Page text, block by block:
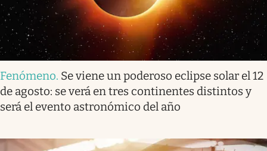
Fenómeno. Se viene un poderoso eclipse solar el 12
de agosto: se verá en tres continentes distintos y
será el evento astronómico del año